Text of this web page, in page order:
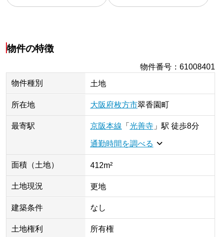
物件の特徴
物件番号 ：61008401
物件種別
土地
所在地 大阪府枚方市翠香園町
最寄駅 京阪本線 「 光善寺」駅 徒歩8分
通勤時間を調べる
面積（土地） 412m²
土地現況 更地
建築条件 なし
土地権利 所有権